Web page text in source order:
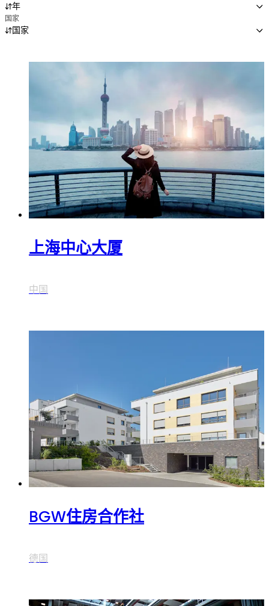
年
国家
国家
上海中心大厦
中国
BGW住房合作社
德国